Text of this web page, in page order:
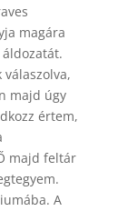
magára
majd úgy
értem,
majd feltár
A